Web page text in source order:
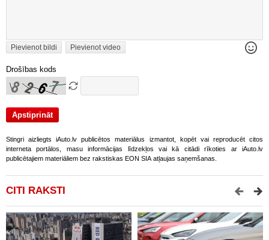
Pievienot bildi Pievienot video
Drošības kods
Stingri aizliegts iAuto.lv publicētos materiālus izmantot, kopēt vai reproducēt citos
interneta portālos, masu informācijas līdzekļos vai kā citādi rīkoties ar iAuto.lv
publicētajiem materiāliem bez rakstiskas EON SIA atļaujas saņemšanas.
CITI RAKSTI